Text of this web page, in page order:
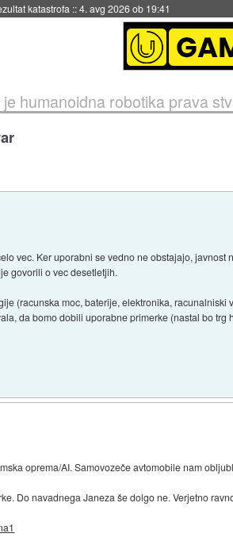
uporabo::4. avg 2026 ob 19:41
humanoidna robotika prava
vec. Ker uporabni se vedno ne obstajajo, javnost
govorili o vec desetletjih.
(racunska moc, baterije, elektronika,
da bomo dobili uporabne primerke (nastal bo trg
oprema/AI. Samovozeče avtomobile nam
Do navadnega Janeza še dolgo ne. Verjetno